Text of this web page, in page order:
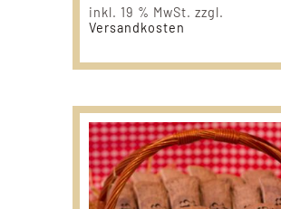
inkl. 19 % MwSt. zzgl.
Versandkosten